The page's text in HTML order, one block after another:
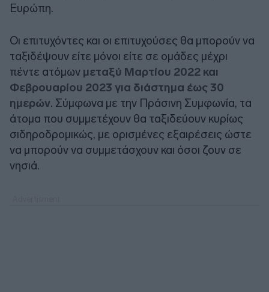
Ευρώπη.
Οι επιτυχόντες και οι επιτυχούσες θα μπορούν να
ταξιδέψουν είτε μόνοι είτε σε ομάδες μέχρι
πέντε ατόμων μεταξύ Μαρτίου 2022 και
Φεβρουαρίου 2023 για διάστημα έως 30
ημερών. Σύμφωνα με την Πράσινη Συμφωνία, τα
άτομα που συμμετέχουν θα ταξιδεύουν κυρίως
σιδηροδρομικώς, με ορισμένες εξαιρέσεις ώστε
να μπορούν να συμμετάσχουν και όσοι ζουν σε
νησιά.